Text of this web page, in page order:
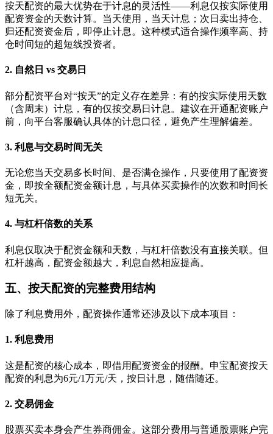
按天配资的最大优势在于计息的灵活性——利息仅按实际使用
配资资金的天数计算。当天使用，当天计息；次日卖出持仓、
归还配资资金后，即停止计息。这种模式适合操作频率高、持
仓时间短的超短线投资者。
2. 自然日 vs 交易日
部分配资平台对“按天”的定义存在差异：有的按实际使用天数
（含周末）计息，有的仅按交易日计息。建议在开通配资账户
前，向平台客服确认具体的计息口径，避免产生理解偏差。
3. 利息与交易时间无关
无论您当天交易多长时间、是否满仓操作，只要使用了配资资
金，即按全额配资金额计息，与具体买卖操作的次数和时间长
短无关。
4. 与杠杆倍数的关系
利息仅取决于配资金额和天数，与杠杆倍数没有直接关联。但
杠杆越高，配资金额越大，利息自然相应提高。
五、按天配资的完整费用结构
除了利息费用外，配资操作通常还涉及以下成本项目：
1. 利息费用
这是配资的核心成本，即借用配资资金的报酬。申宝配资按天
配资的利息为6元/1万元/天，按日计息，随借随还。
2. 交易佣金
股票买卖本身会产生券商佣金。这部分费用与普通股票账户完